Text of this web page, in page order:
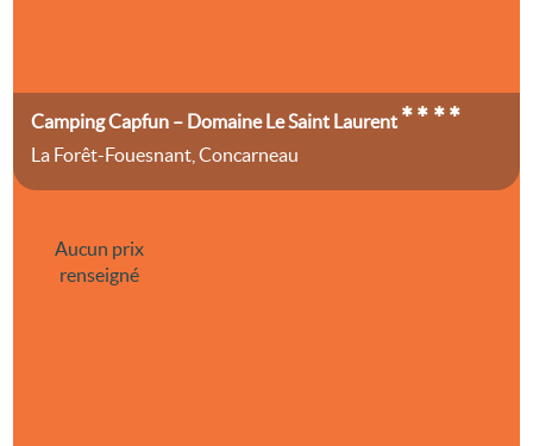
Camping Capfun – Domaine Le Saint Laurent ****
La Forêt-Fouesnant, Concarneau
Aucun prix
renseigné